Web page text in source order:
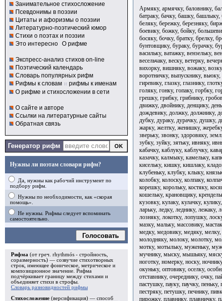
Занимательное стихосложение
Псевдонимы в поэзии
Цитаты и афоризмы о поэзии
Литературно-поэтический юмор
Стихи о поэтах и поэзии
Это интересно О рифме
Экспресс-анализ стихов on-line
Поэтический календарь
Словарь популярных рифм
Рифмы к словам и рифмы к именам
О рифме и стихосложении в сети
О сайте и авторе
Ссылки на литературные сайты
Обратная связь
Генератор рифм
Нужны ли поэтам словари рифм?
Да, нужны как рабочий инструмент по
подбору рифм.
Нужны по необходимости, как «скорая
помощь».
Не нужны. Рифмы следует вспоминать
самостоятельно.
Голосовать
Рифма (от греч. rhythmós - стройность,
соразмерность) — созвучие стихотворных
строк, имеющее фоническое, метрическое и
композиционное значение. Рифма
подчёркивает границу между стихами и
объединяет стихи в строфы
Словарь разновидностей рифмы
Стихосложение (версификация) — способ
Армяку, армячку, баловнику,
батраку, бачку, башку,
беляку, бережку, березняку,
боевику, божку, бойку,
босяку, бочку, братку, брелку,
бунтовщику, бураку, бурачку,
васильку, ватажку, вензельку,
весельчаку, веску, ветерку,
вихорку, вишняку, вожаку,
воротничку, выпускнику,
гиревику, глазку, глазнику,
голяку, гонку, гопаку, горбку,
грешку, грибку, грибнику,
движку, двойнику, денщику,
дождевику, должку, должнику,
дубку, дураку, дурачку, душку,
жарку, желтку, женишку,
зверьку, звонку, здоровяку,
зубку, зуйку, зятьку, ивняку,
кабачку, каблуку, каблучку,
казачку, калмыку, камельку,
кисельку, кишку, кишлаку,
клубеньку, клубку, клыку,
колобку, колоску, колпаку,
корешку, корольку, костяку,
кошельку, крановщику,
кузовку, кулаку, кулачку,
ларьку, ледку, леднику, лежаку,
лозняку, локотку, лопушку,
мазку, мальку, массовику,
медку, медовику, медяку,
молодняку, молоку, молотку,
мотку, мотыльку, муженьку,
мучнику, мыску, мышьяку,
ноготку, номерку, носку,
окуньку, оптовику, оселку,
отставнику, очереднику, очку,
пастушку, пауку, паучку,
пестряку, петушку, печнику,
пирожку, плавнику, плавничку,